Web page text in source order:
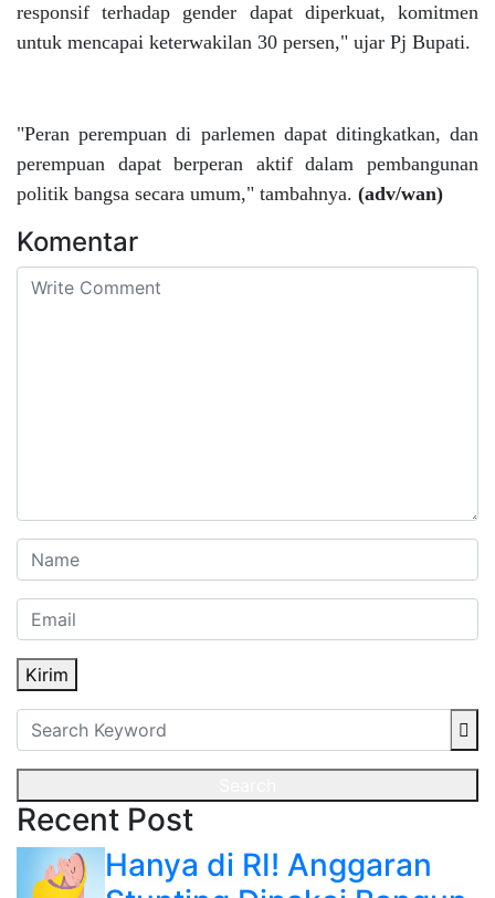
responsif terhadap gender dapat diperkuat, komitmen
untuk mencapai keterwakilan 30 persen," ujar Pj Bupati.
"Peran perempuan di parlemen dapat ditingkatkan, dan
perempuan dapat berperan aktif dalam pembangunan
politik bangsa secara umum," tambahnya. (adv/wan)
Komentar
Kirim
Recent Post
Hanya di RI! Anggaran